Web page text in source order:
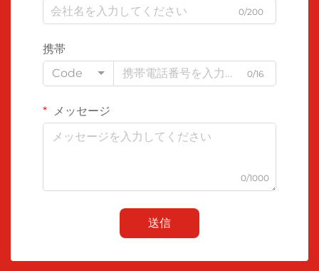
0/200
携帯
Code
0/16
メッセージ
0/1000
送信